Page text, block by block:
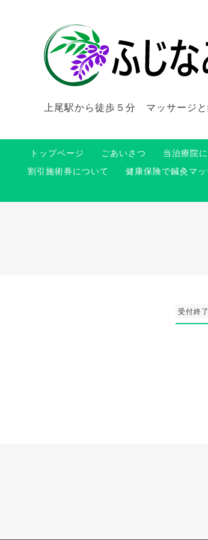
上尾駅から徒歩５分 マッサージ
トップページ ごあいさつ 当治療院
割引施術券について
健康保険で鍼灸マ
受付終了